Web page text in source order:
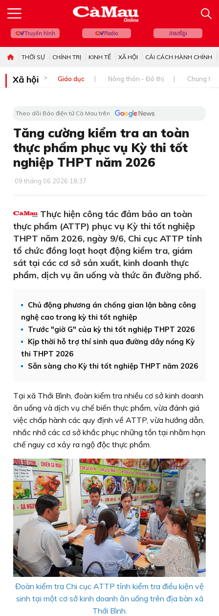
Truyền hình Radio ភាសាខ្មែរ
THỜI SỰ CHÍNH TRỊ KINH TẾ XÃ HỘI CẢI CÁCH HÀNH CHÍNH
Xã hội Giáo dục Nông thôn - Đô thị Chung
Theo dõi Báo điện tử Cà Mau trên
Tăng cường kiểm tra an toàn
thực phẩm phục vụ Kỳ thi tốt
nghiệp THPT năm 2026
09 tháng 06 2026 18:37
Thực hiện công tác đảm bảo an toàn
thực phẩm (ATTP) phục vụ Kỳ thi tốt nghiệp
THPT năm 2026, ngày 9/6, Chi cục ATTP tỉnh
tổ chức đồng loạt hoạt động kiểm tra, giám
sát tại các cơ sở sản xuất, kinh doanh thực
phẩm, dịch vụ ăn uống và thức ăn đường phố.
Chủ động phương án chống gian lận bằng công
nghệ cao trong kỳ thi tốt nghiệp
Trước "giờ G" của kỳ thi tốt nghiệp THPT 2026
Kịp thời hỗ trợ thí sinh qua đường dây nóng Kỳ
thi THPT 2026
Sẵn sàng cho Kỳ thi tốt nghiệp THPT năm 2026
Tại xã Thới Bình, đoàn kiểm tra nhiều cơ sở kinh doanh
ăn uống và dịch vụ chế biến thực phẩm, vừa đánh giá
việc chấp hành các quy định về ATTP, vừa hướng dẫn,
nhắc nhở các cơ sở khắc phục những tồn tại nhằm hạn
chế nguy cơ xảy ra ngộ độc thực phẩm.
Đoàn kiểm tra Chi cục ATTP tỉnh kiểm tra điều kiện vệ
sinh tại một cơ sở kinh doanh ăn uống trên địa bàn xã
Thới Bình.